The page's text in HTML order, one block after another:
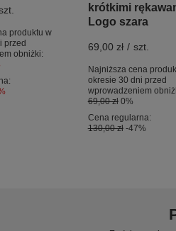
produktu w
przed
obniżki:
krótkimi
Logo szara
69,00 zł / szt.
Najniższa cena
okresie 30 dni przed
wprowadzeniem
69,00 zł 0%
Cena regularna:
130,00 zł -47%